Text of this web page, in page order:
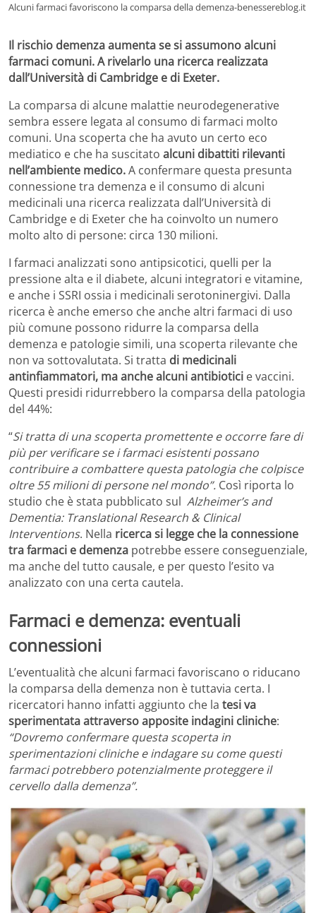
Alcuni farmaci favoriscono la comparsa della demenza-benessereblog.it
Il rischio demenza aumenta se si assumono alcuni
farmaci comuni. A rivelarlo una ricerca realizzata
dall’Università di Cambridge e di Exeter.
La comparsa di alcune malattie neurodegenerative
sembra essere legata al consumo di farmaci molto
comuni. Una scoperta che ha avuto un certo eco
mediatico e che ha suscitato alcuni dibattiti rilevanti
nell’ambiente medico.A confermare questa presunta
connessione tra demenza e il consumo di alcuni
medicinali una ricerca realizzata dall’Università di
Cambridge e di Exeter che ha coinvolto un numero
molto alto di persone: circa 130 milioni.
I farmaci analizzati sono antipsicotici, quelli per la
pressione alta e il diabete, alcuni integratori e vitamine,
e anche i SSRI ossia i medicinali serotoninergivi. Dalla
ricerca è anche emerso che anche altri farmaci di uso
più comune possono ridurre la comparsa della
demenza e patologie simili, una scoperta rilevante che
non va sottovalutata. Si tratta di medicinali
antinfiammatori, ma anche alcuni antibiotici e vaccini.
Questi presidi ridurrebbero la comparsa della patologia
del 44%:
“Si tratta di una scoperta promettente e occorre fare di
più per verificare se i farmaci esistenti possano
contribuire a combattere questa patologia che colpisce
oltre 55 milioni di persone nel mondo”. Così riporta lo
studio che è stata pubblicato sul Alzheimer’s and
Dementia: Translational Research & Clinical
Interventions. Nella ricerca si legge che la connessione
tra farmaci e demenza potrebbe essere conseguenziale,
ma anche del tutto causale, e per questo l’esito va
analizzato con una certa cautela.
Farmaci e demenza: eventuali
connessioni
L’eventualità che alcuni farmaci favoriscano o riducano
la comparsa della demenza non è tuttavia certa. I
ricercatori hanno infatti aggiunto che la tesi va
sperimentata attraverso apposite indagini cliniche:
“Dovremo confermare questa scoperta in
sperimentazioni cliniche e indagare su come questi
farmaci potrebbero potenzialmente proteggere il
cervello dalla demenza”.